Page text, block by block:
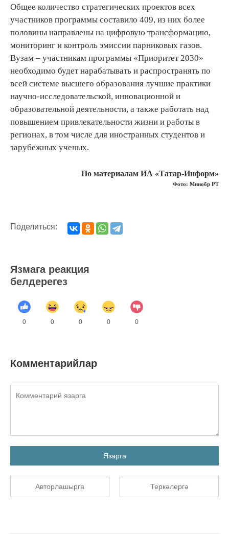
Общее количество стратегических проектов всех
участников программы составило 409, из них более
половины направлены на цифровую трансформацию,
мониторинг и контроль эмиссии парниковых газов.
Вузам – участникам программы «Приоритет 2030»
необходимо будет нарабатывать и распространять по
всей системе высшего образования лучшие практики
научно-исследовательской, инновационной и
образовательной деятельности, а также работать над
повышением привлекательности жизни и работы в
регионах, в том числе для иностранных студентов и
зарубежных ученых.
По материалам ИА «Татар-Информ»
Фото: Минобр РТ
Поделиться:
Язмага реакция
белдерегез
0 0 0 0 0
Комментарийлар
Язарга
Авторлашырга Теркәлергә